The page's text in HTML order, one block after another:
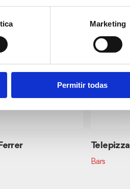
Marketing
Permitir todas
Telepizza
Bars